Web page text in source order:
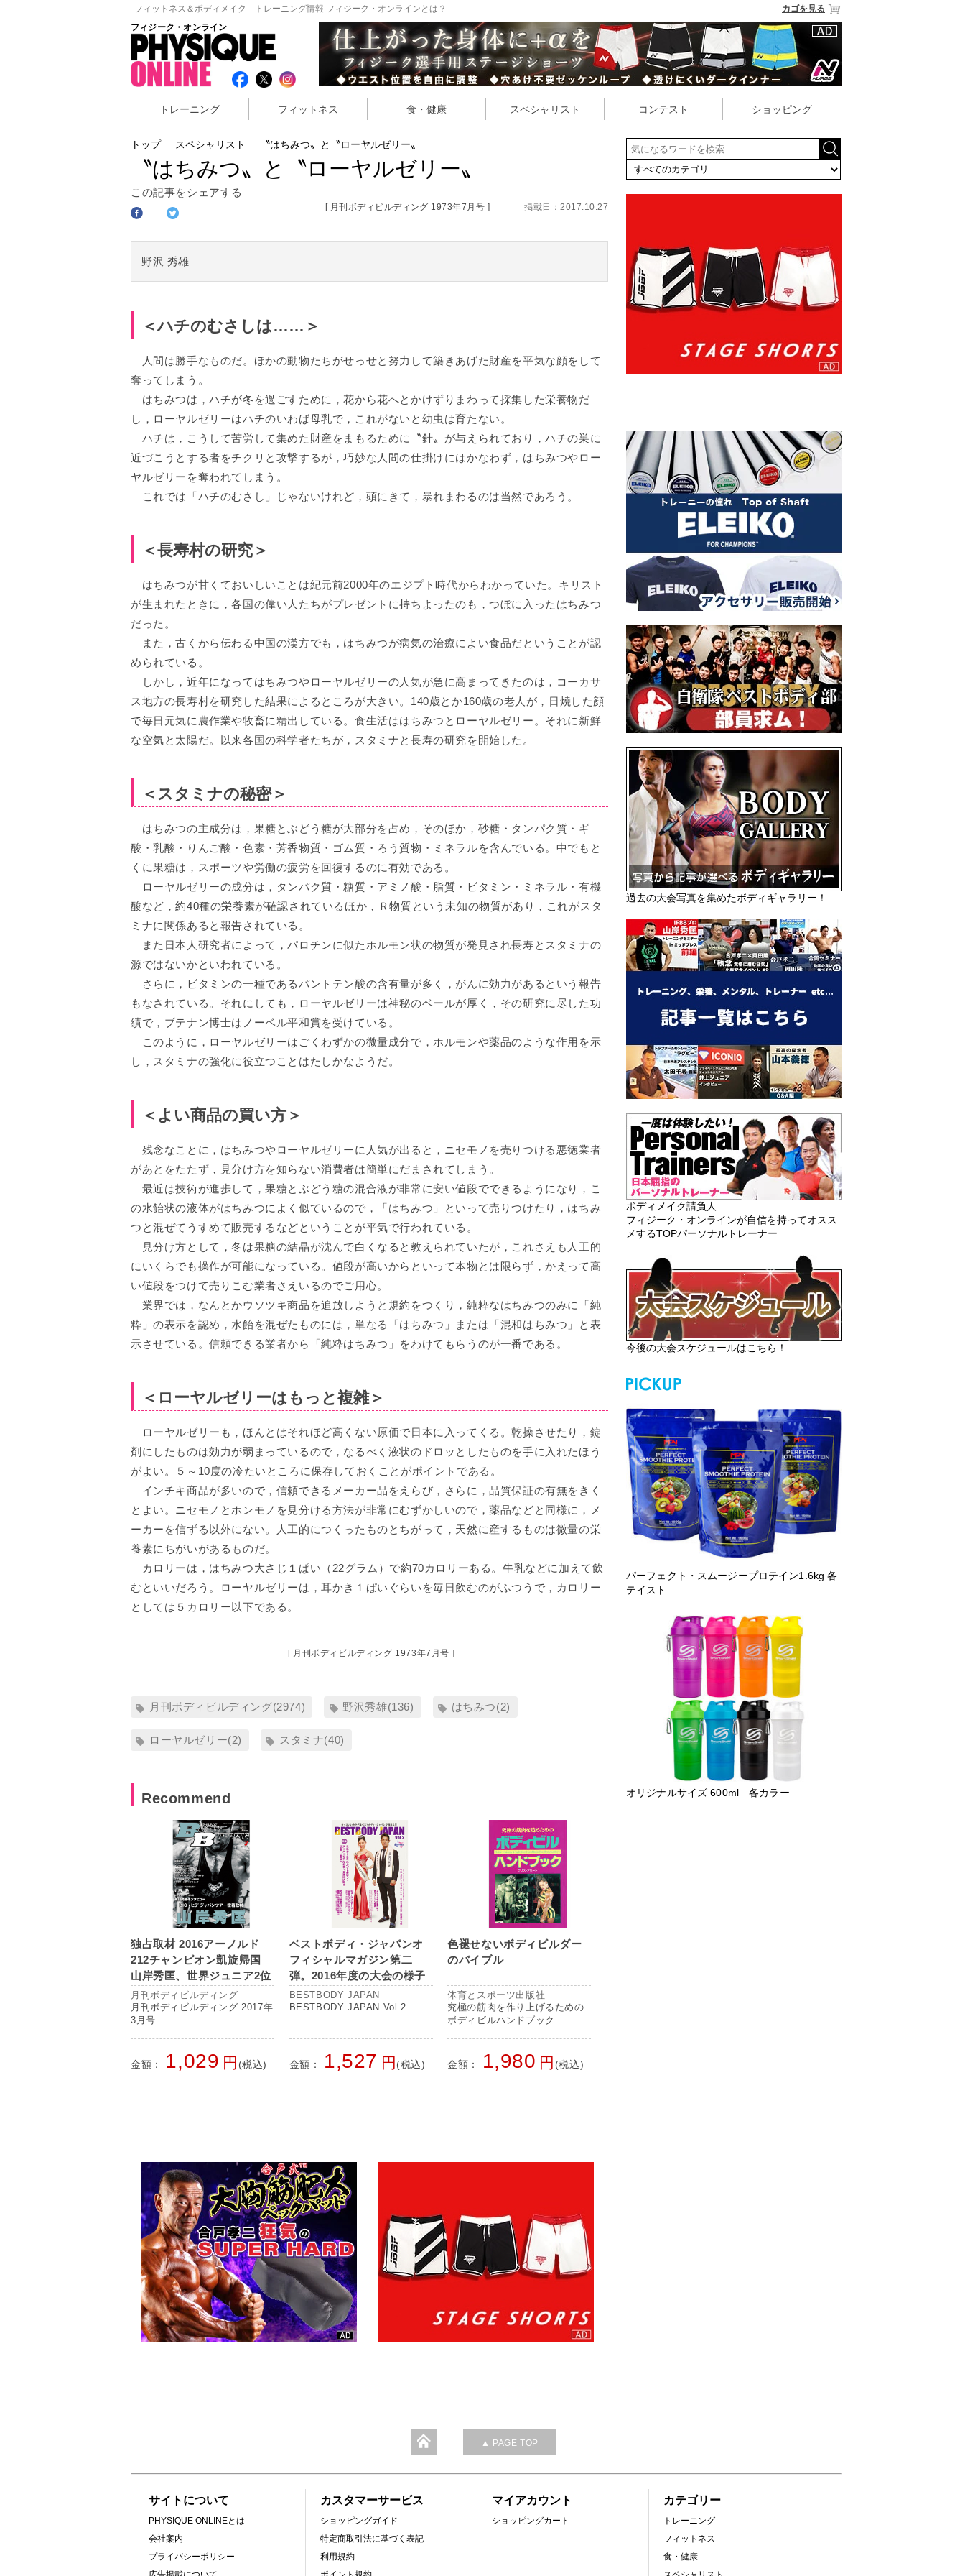
フィットネス＆ボディメイク トレーニング情報 フィジーク・オンラインとは？
カゴを見る
フィジーク・オンライン
トレーニング フィットネス 食・健康 スペシャリスト コンテスト ショッピング
過去の大会写真を集めたボディギャラリー！
ボディメイク請負人
フィジーク・オンラインが自信を持ってオスス
メするTOPパーソナルトレーナー
今後の大会スケジュールはこちら！
パーフェクト・スムージープロテイン1.6kg 各
テイスト
オリジナルサイズ 600ml 各カラー
トップ スペシャリスト 〝はちみつ〟と〝ローヤルゼリー〟
〝はちみつ〟と〝ローヤルゼリー〟
この記事をシェアする
[ 月刊ボディビルディング 1973年7月号 ] 掲載日：2017.10.27
野沢 秀雄
＜ハチのむさしは……＞
人間は勝手なものだ。ほかの動物たちがせっせと努力して築きあげた財産を平気な顔をして
奪ってしまう。
はちみつは，ハチが冬を過ごすために，花から花へとかけずりまわって採集した栄養物だ
し，ローヤルゼリーはハチのいわば母乳で，これがないと幼虫は育たない。
ハチは，こうして苦労して集めた財産をまもるために〝針〟が与えられており，ハチの巣に
近づこうとする者をチクリと攻撃するが，巧妙な人間の仕掛けにはかなわず，はちみつやロー
ヤルゼリーを奪われてしまう。
これでは「ハチのむさし」じゃないけれど，頭にきて，暴れまわるのは当然であろう。
＜長寿村の研究＞
はちみつが甘くておいしいことは紀元前2000年のエジプト時代からわかっていた。キリスト
が生まれたときに，各国の偉い人たちがプレゼントに持ちよったのも，つぼに入ったはちみつ
だった。
また，古くから伝わる中国の漢方でも，はちみつが病気の治療によい食品だということが認
められている。
しかし，近年になってはちみつやローヤルゼリーの人気が急に高まってきたのは，コーカサ
ス地方の長寿村を研究した結果によるところが大きい。140歳とか160歳の老人が，日焼した顔
で毎日元気に農作業や牧畜に精出している。食生活ははちみつとローヤルゼリー。それに新鮮
な空気と太陽だ。以来各国の科学者たちが，スタミナと長寿の研究を開始した。
＜スタミナの秘密＞
はちみつの主成分は，果糖とぶどう糖が大部分を占め，そのほか，砂糖・タンパク質・ギ
酸・乳酸・りんご酸・色素・芳香物質・ゴム質・ろう質物・ミネラルを含んでいる。中でもと
くに果糖は，スポーツや労働の疲労を回復するのに有効である。
ローヤルゼリーの成分は，タンパク質・糖質・アミノ酸・脂質・ビタミン・ミネラル・有機
酸など，約40種の栄養素が確認されているほか，Ｒ物質という未知の物質があり，これがスタ
ミナに関係あると報告されている。
また日本人研究者によって，パロチンに似たホルモン状の物質が発見され長寿とスタミナの
源ではないかといわれている。
さらに，ビタミンの一種であるパントテン酸の含有量が多く，がんに効力があるという報告
もなされている。それにしても，ローヤルゼリーは神秘のベールが厚く，その研究に尽した功
績で，ブテナン博士はノーベル平和賞を受けている。
このように，ローヤルゼリーはごくわずかの微量成分で，ホルモンや薬品のような作用を示
し，スタミナの強化に役立つことはたしかなようだ。
＜よい商品の買い方＞
残念なことに，はちみつやローヤルゼリーに人気が出ると，ニセモノを売りつける悪徳業者
があとをたたず，見分け方を知らない消費者は簡単にだまされてしまう。
最近は技術が進歩して，果糖とぶどう糖の混合液が非常に安い値段でできるようになり，こ
の水飴状の液体がはちみつによく似ているので，「はちみつ」といって売りつけたり，はちみ
つと混ぜてうすめて販売するなどということが平気で行われている。
見分け方として，冬は果糖の結晶が沈んで白くなると教えられていたが，これさえも人工的
にいくらでも操作が可能になっている。値段が高いからといって本物とは限らず，かえって高
い値段をつけて売りこむ業者さえいるのでご用心。
業界では，なんとかウソツキ商品を追放しようと規約をつくり，純粋なはちみつのみに「純
粋」の表示を認め，水飴を混ぜたものには，単なる「はちみつ」または「混和はちみつ」と表
示させている。信頼できる業者から「純粋はちみつ」をわけてもらうのが一番である。
＜ローヤルゼリーはもっと複雑＞
ローヤルゼリーも，ほんとはそれほど高くない原価で日本に入ってくる。乾操させたり，錠
剤にしたものは効力が弱まっているので，なるべく液状のドロッとしたものを手に入れたほう
がよい。５～10度の冷たいところに保存しておくことがポイントである。
インチキ商品が多いので，信頼できるメーカー品をえらび，さらに，品質保証の有無をきく
とよい。ニセモノとホンモノを見分ける方法が非常にむずかしいので，薬品などと同様に，メ
ーカーを信ずる以外にない。人工的につくったものとちがって，天然に産するものは微量の栄
養素にちがいがあるものだ。
カロリーは，はちみつ大さじ１ぱい（22グラム）で約70カロリーある。牛乳などに加えて飲
むといいだろう。ローヤルゼリーは，耳かき１ぱいぐらいを毎日飲むのがふつうで，カロリー
としては５カロリー以下である。
[ 月刊ボディビルディング 1973年7月号 ]
月刊ボディビルディング(2974) 野沢秀雄(136) はちみつ(2)
ローヤルゼリー(2) スタミナ(40)
Recommend
独占取材 2016アーノルド
212チャンピオン凱旋帰国
山岸秀匡、世界ジュニア2位
横川尚隆 ほか
月刊ボディビルディング
月刊ボディビルディング 2017年
3月号
金額： 1,029 円 (税込)
ベストボディ・ジャパンオ
フィシャルマガジン第二
弾。2016年度の大会の様子
を予選から日本大会まで全
て掲載！
BESTBODY JAPAN
BESTBODY JAPAN Vol.2
金額： 1,527 円 (税込)
色褪せないボディビルダー
のバイブル
体育とスポーツ出版社
究極の筋肉を作り上げるための
ボディビルハンドブック
金額： 1,980 円 (税込)
▲ PAGE TOP
サイトについて
PHYSIQUE ONLINEとは
会社案内
プライバシーポリシー
カスタマーサービス
ショッピングガイド
特定商取引法に基づく表記
利用規約
マイアカウント
ショッピングカート
カテゴリー
トレーニング
フィットネス
食・健康